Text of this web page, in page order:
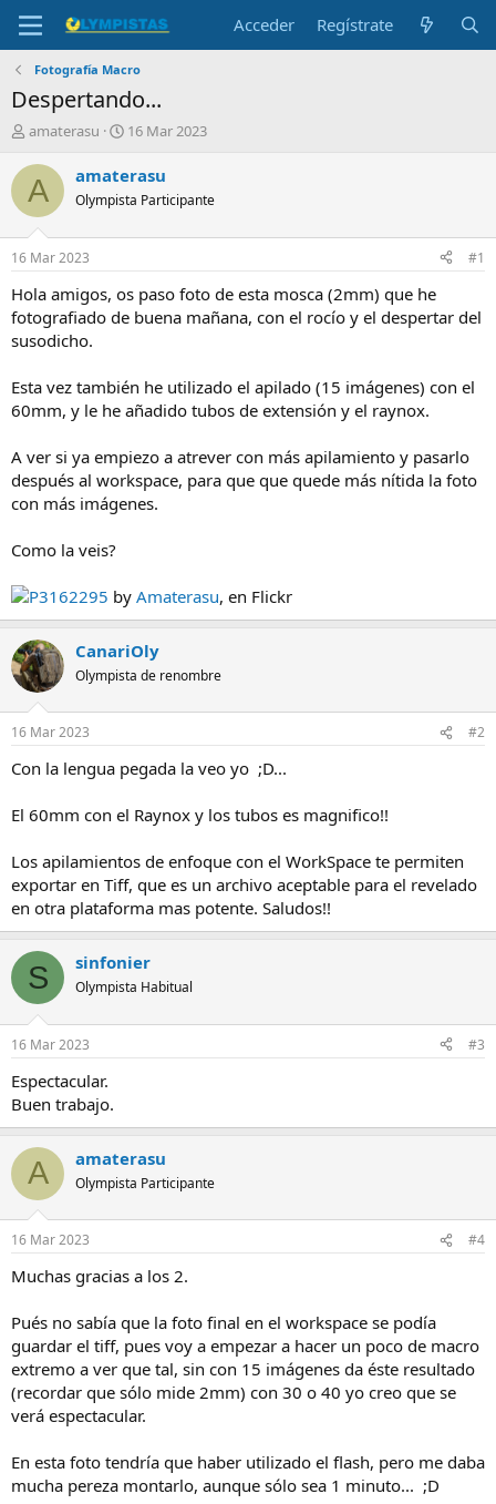
Acceder Regístrate
Fotografía Macro
Despertando...
I
i
c
a
d
o
r
d
e
l
e
m
amaterasu
F
c
a
i
n
c
16 Mar 2023
A amaterasu
Olympista Participante
16 Mar 2023 #1
Hola amigos, os paso foto de esta mosca (2mm) que he
fotografiado de buena mañana, con el rocío y el despertar del
susodicho.
Esta vez también he utilizado el apilado (15 imágenes) con el
60mm, y le he añadido tubos de extensión y el raynox.
A ver si ya empiezo a atrever con más apilamiento y pasarlo
después al workspace, para que que quede más nítida la foto
con más imágenes.
Como la veis?
P3162295 by Amaterasu, en Flickr
CanariOly
Olympista de renombre
16 Mar 2023 #2
Con la lengua pegada la veo yo ;D...
El 60mm con el Raynox y los tubos es magnifico!!
Los apilamientos de enfoque con el WorkSpace te permiten
exportar en Tiff, que es un archivo aceptable para el revelado
en otra plataforma mas potente. Saludos!!
S sinfonier
Olympista Habitual
16 Mar 2023 #3
Espectacular.
Buen trabajo.
A amaterasu
Olympista Participante
16 Mar 2023 #4
Muchas gracias a los 2.
Pués no sabía que la foto final en el workspace se podía
guardar el tiff, pues voy a empezar a hacer un poco de macro
extremo a ver que tal, sin con 15 imágenes da éste resultado
(recordar que sólo mide 2mm) con 30 o 40 yo creo que se
verá espectacular.
En esta foto tendría que haber utilizado el flash, pero me daba
mucha pereza montarlo, aunque sólo sea 1 minuto... ;D